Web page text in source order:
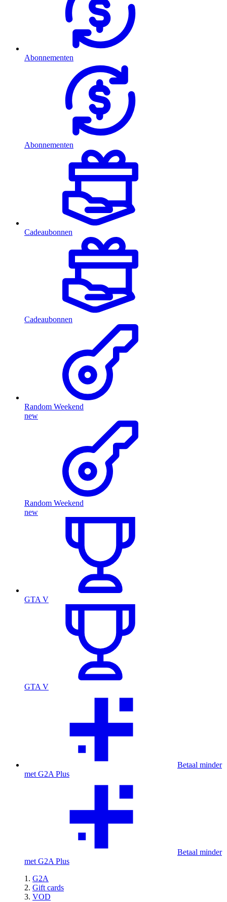
Abonnementen
Abonnementen
Cadeaubonnen
Cadeaubonnen
Random Weekend
new
Random Weekend
new
GTA V
GTA V
Betaal minder
met G2A Plus
Betaal minder
met G2A Plus
G2A
Gift cards
VOD